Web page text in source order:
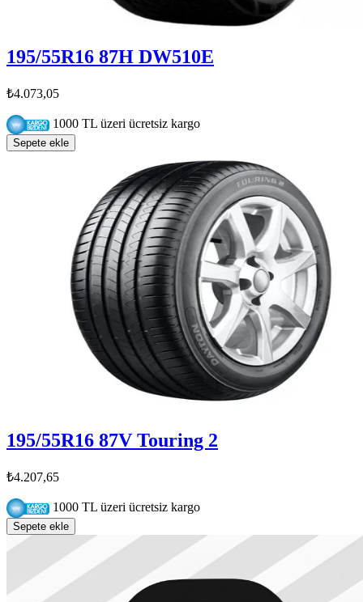
195/55R16 87H DW510E
₺4.073,05
1000 TL üzeri ücretsiz kargo
Sepete ekle
195/55R16 87V Touring 2
₺4.207,65
1000 TL üzeri ücretsiz kargo
Sepete ekle